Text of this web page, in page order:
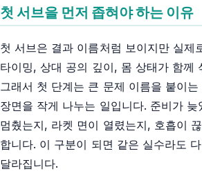
첫 서브을 먼저 좁혀야 하는 이유
첫 서브은 결과 이름처럼 보이지만 실제
타이밍, 상대 공의 깊이, 몸 상태가 함께
그래서 첫 단계는 큰 문제 이름을 붙이
장면을 작게 나누는 일입니다. 준비가 늦
멈췄는지, 라켓 면이 열렸는지, 호흡이
합니다. 이 구분이 되면 같은 실수라도
달라집니다.